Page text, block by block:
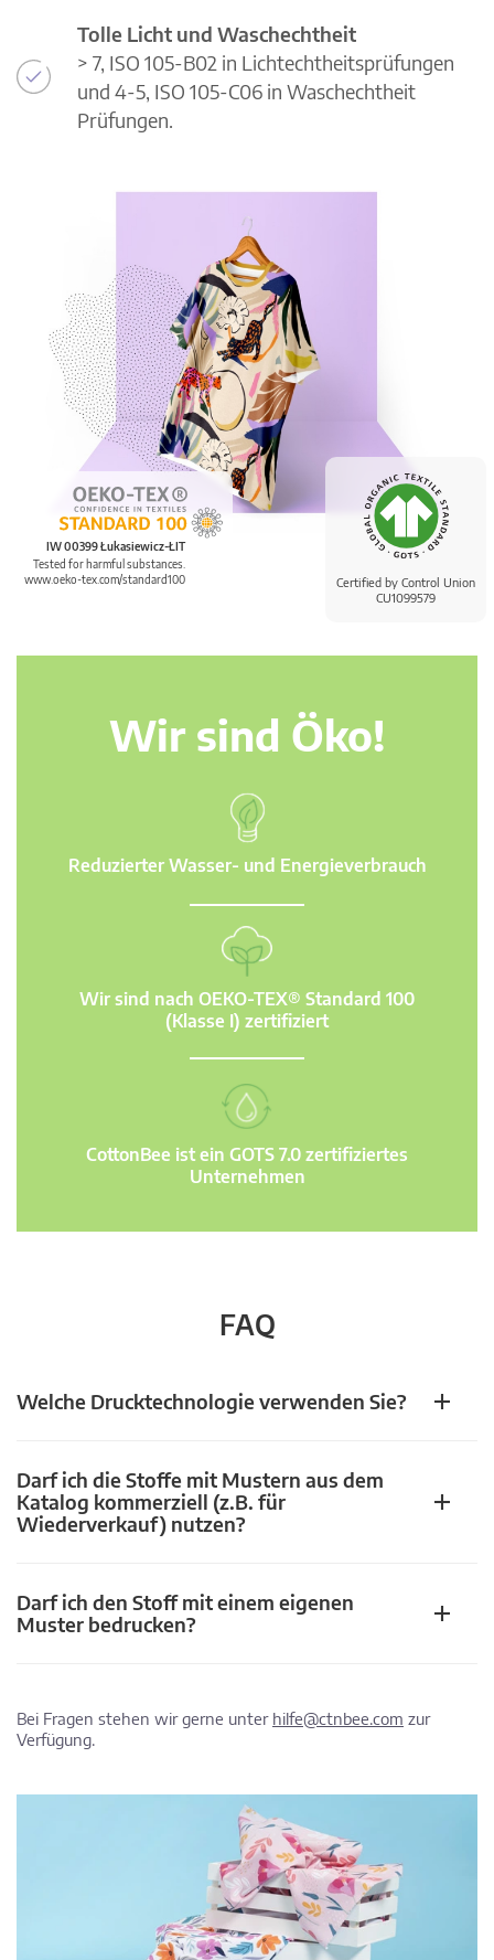
Certified by Control Union
CU1099579
IW 00399 Łukasiewicz-ŁIT
Tested for harmful substances.
www.oeko-tex.com/standard100
Tolle Licht und Waschechtheit
> 7, ISO 105-B02 in Lichtechtheitsprüfungen
und 4-5, ISO 105-C06 in Waschechtheit
Prüfungen.
Wir sind Öko!
Reduzierter Wasser- und Energieverbrauch
Wir sind nach OEKO-TEX® Standard 100
(Klasse I) zertifiziert
CottonBee ist ein GOTS 7.0 zertifiziertes
Unternehmen
FAQ
Welche Drucktechnologie verwenden Sie?
Darf ich die Stoffe mit Mustern aus dem
Katalog kommerziell (z.B. für
Wiederverkauf) nutzen?
Darf ich den Stoff mit einem eigenen
Muster bedrucken?
Bei Fragen stehen wir gerne unter hilfe@ctnbee.com zur
Verfügung.